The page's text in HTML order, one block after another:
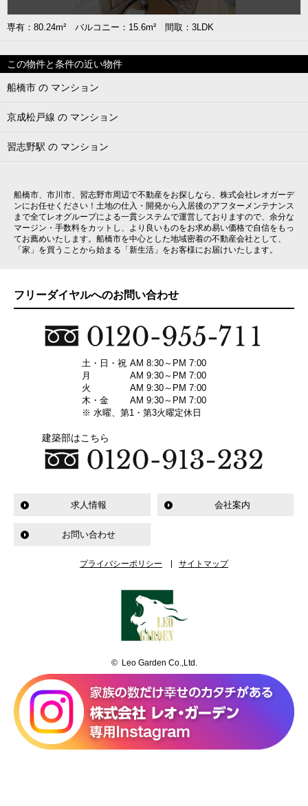
専有：80.24m² バルコニー：15.6m² 間取：3LDK
この物件と条件の近い物件
船橋市 の マンション
京成松戸線 の マンション
習志野駅 の マンション
船橋市、市川市、習志野市周辺で不動産をお探しなら、株式会社レオガーデ
ンにお任せください！土地の仕入・開発から入居後のアフターメンテナンス
まで全てレオグループによる一貫システムで運営しておりますので、余分な
マージン・手数料をカットし、より良いものをお求め易い価格で自信をもっ
てお薦めいたします。船橋市を中心とした地域密着の不動産会社として、
「家」を買うことから始まる「新生活」をお客様にお届けいたします。
フリーダイヤルへのお問い合わせ
土・日・祝 AM 8:30～PM 7:00
月
AM 9:30～PM 7:00
火
AM 9:30～PM 7:00
木・金
AM 9:30～PM 7:00
※ 水曜、第1・第3火曜定休日
建築部はこちら
求人情報 会社案内
お問い合わせ
プライバシーポリシー サイトマップ
© Leo Garden Co.,Ltd.